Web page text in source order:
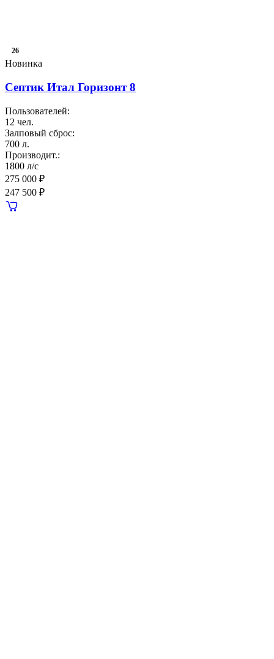
26
Новинка
Септик Итал Горизонт 8
Пользователей:
12 чел.
Залповый сброс:
700 л.
Производит.:
1800 л/с
275 000 ₽
247 500 ₽